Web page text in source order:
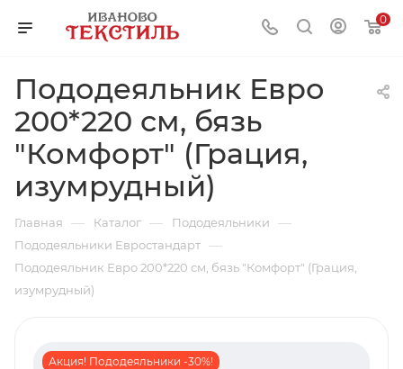
0
Пододеяльник Евро
200*220 см, бязь
"Комфорт" (Грация,
изумрудный)
Главная — Каталог — Пододеяльники —
Пододеяльники Евростандарт —
Пододеяльник Евро 200*220 см, бязь "Комфорт" (Грация,
изумрудный)
Акция! Пододеяльники -30%!